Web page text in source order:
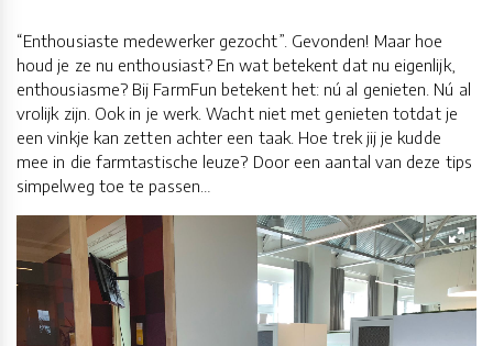
“Enthousiaste medewerker gezocht”. Gevonden! Maar hoe
houd je ze nu enthousiast? En wat betekent dat nu eigenlijk,
enthousiasme? Bij FarmFun betekent het: nú al genieten. Nú al
vrolijk zijn. Ook in je werk. Wacht niet met genieten totdat je
een vinkje kan zetten achter een taak. Hoe trek jij je kudde
mee in die farmtastische leuze? Door een aantal van deze tips
simpelweg toe te passen…